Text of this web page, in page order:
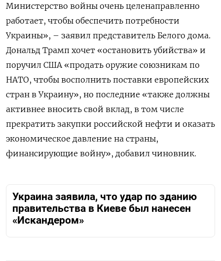
Министерство войны очень целенаправленно
работает, чтобы обеспечить потребности
Украины», – заявил представитель Белого дома.
Дональд Трамп хочет «остановить убийства» и
поручил США «продать оружие союзникам по
НАТО, чтобы восполнить поставки европейских
стран в Украину», но последние «также должны
активнее вносить свой вклад, в том числе
прекратить закупки российской нефти и оказать
экономическое давление на страны,
финансирующие войну», добавил чиновник.
Украина заявила, что удар по зданию
правительства в Киеве был нанесен
«Искандером»